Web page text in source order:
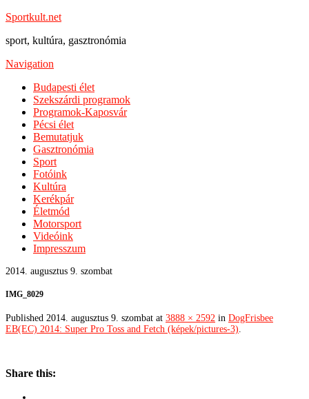
Sportkult.net
sport, kultúra, gasztronómia
Navigation
Budapesti élet
Szekszárdi programok
Programok-Kaposvár
Pécsi élet
Bemutatjuk
Gasztronómia
Sport
Fotóink
Kultúra
Kerékpár
Életmód
Motorsport
Videóink
Impresszum
2014. augusztus 9. szombat
IMG_8029
Published 2014. augusztus 9. szombat at 3888 × 2592 in DogFrisbee
EB(EC) 2014: Super Pro Toss and Fetch (képek/pictures-3)
Share this: